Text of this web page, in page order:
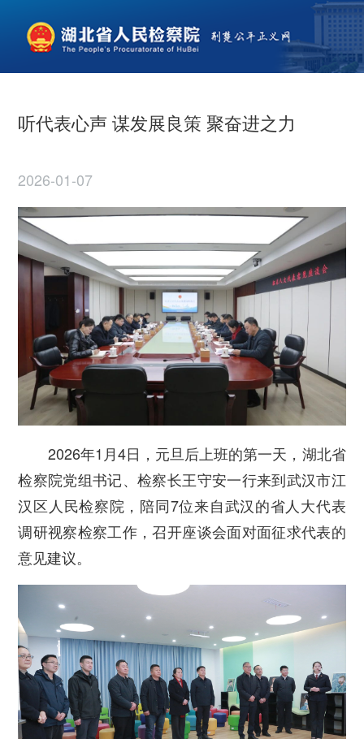
听代表心声 谋发展良策 聚奋进之力
2026-01-07
2026年1月4日，元旦后上班的第一天，湖北省
检察院党组书记、检察长王守安一行来到武汉市江
汉区人民检察院，陪同7位来自武汉的省人大代表
调研视察检察工作，召开座谈会面对面征求代表的
意见建议。